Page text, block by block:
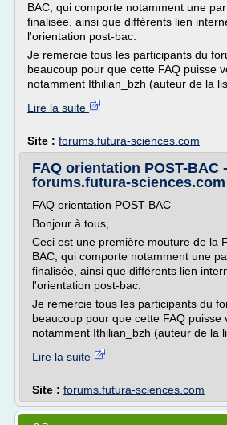
BAC, qui comporte notamment une
finalisée, ainsi que différents lien
l'orientation post-bac.
Je remercie tous les participants du
beaucoup pour que cette FAQ puisse
notamment Ithilian_bzh (auteur de la
Lire la suite
Site : forums.futura-sciences.com
FAQ orientation POST-BAC -
forums.futura-sciences.com
FAQ orientation POST-BAC
Bonjour à tous,
Ceci est une première mouture de la
BAC, qui comporte notamment une
finalisée, ainsi que différents lien
l'orientation post-bac.
Je remercie tous les participants du
beaucoup pour que cette FAQ puisse
notamment Ithilian_bzh (auteur de la
Lire la suite
Site : forums.futura-sciences.com